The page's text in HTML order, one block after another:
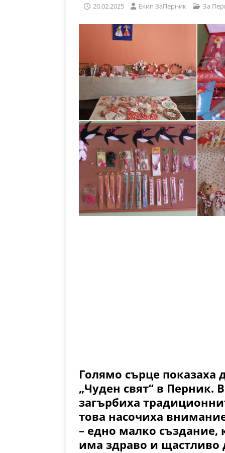
20.02.2025 Eкип ЗаПерник За
Голямо сърце показаха
„Чуден свят“ в Перник.
загърбиха
това насочиха
– едно малко създание,
има здраво и щастливо